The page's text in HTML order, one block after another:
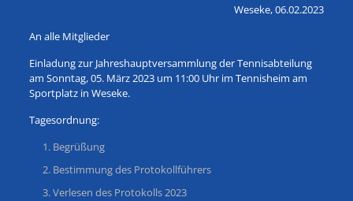
Weseke, 06.02.2023
An alle Mitglieder
Einladung zur Jahreshauptversammlung der Tennisabteilung
am Sonntag, 05. März 2023 um 11:00 Uhr im Tennisheim am
Sportplatz in Weseke.
Tagesordnung:
Begrüßung
Bestimmung des Protokollführers
Verlesen des Protokolls 2023